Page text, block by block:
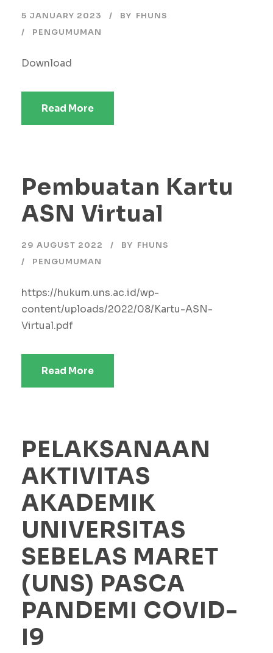
5 JANUARY 2023 BY FHUNS
PENGUMUMAN
Download
Read More
Pembuatan Kartu
ASN Virtual
29 AUGUST 2022 BY FHUNS
PENGUMUMAN
https://hukum.uns.ac.id/wp-
content/uploads/2022/08/Kartu-ASN-
Virtual.pdf
Read More
PELAKSANAAN
AKTIVITAS
AKADEMIK
UNIVERSITAS
SEBELAS MARET
(UNS) PASCA
PANDEMI COVID-
I9